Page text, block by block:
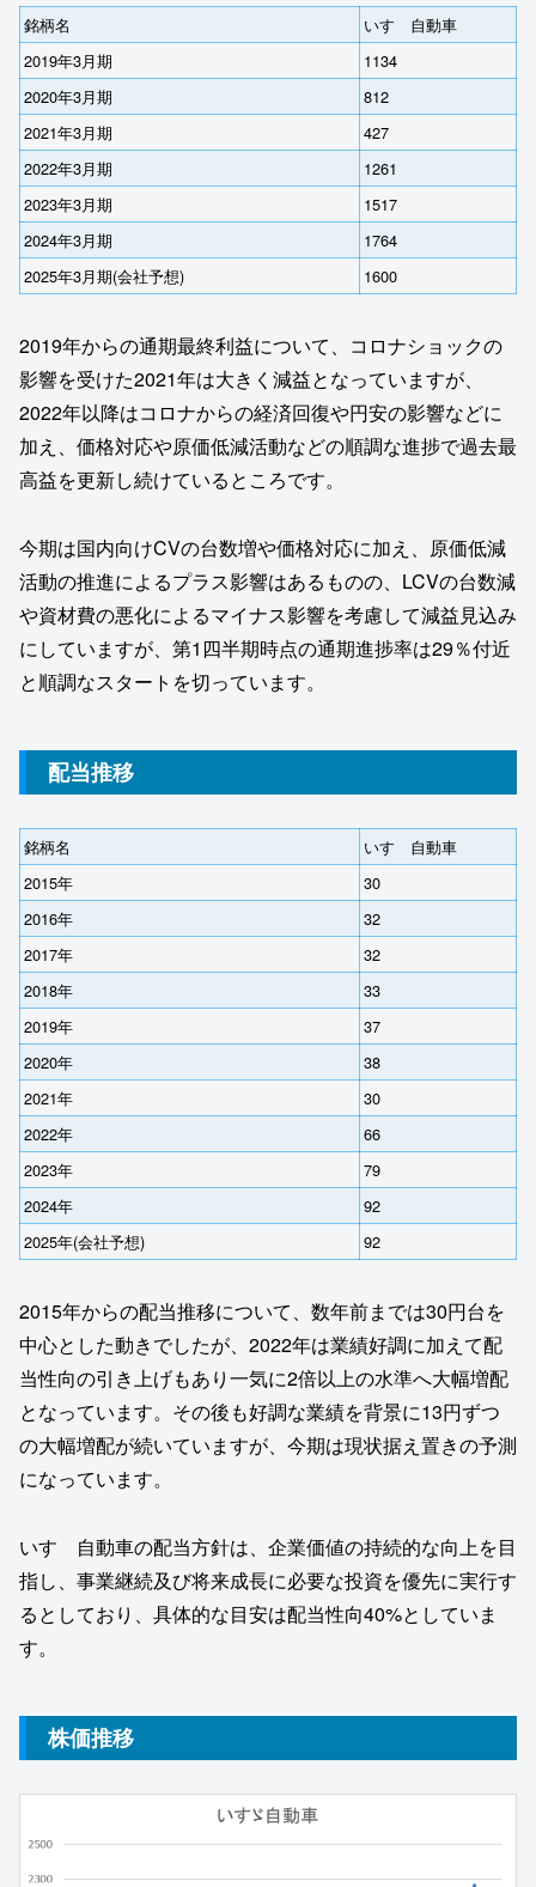
銘柄名
いすゞ自動車
2019年3月期
1134
2020年3月期
812
2021年3月期
427
2022年3月期
1261
2023年3月期
1517
2024年3月期
1764
2025年3月期(会社予想)
1600
2019年からの通期最終利益について、コロナショックの
影響を受けた2021年は大きく減益となっていますが、
2022年以降はコロナからの経済回復や円安の影響などに
加え、価格対応や原価低減活動などの順調な進捗で過去最
高益を更新し続けているところです。
今期は国内向けCVの台数増や価格対応に加え、原価低減
活動の推進によるプラス影響はあるものの、LCVの台数減
や資材費の悪化によるマイナス影響を考慮して減益見込み
にしていますが、第1四半期時点の通期進捗率は29％付近
と順調なスタートを切っています。
配当推移
銘柄名
いすゞ自動車
2015年
30
2016年
32
2017年
32
2018年
33
2019年
37
2020年
38
2021年
30
2022年
66
2023年
79
2024年
92
2025年(会社予想)
92
2015年からの配当推移について、数年前までは30円台を
中心とした動きでしたが、2022年は業績好調に加えて配
当性向の引き上げもあり一気に2倍以上の水準へ大幅増配
となっています。その後も好調な業績を背景に13円ずつ
の大幅増配が続いていますが、今期は現状据え置きの予測
になっています。
いすゞ自動車の配当方針は、企業価値の持続的な向上を目
指し、事業継続及び将来成長に必要な投資を優先に実行す
るとしており、具体的な目安は配当性向40%としていま
す。
株価推移